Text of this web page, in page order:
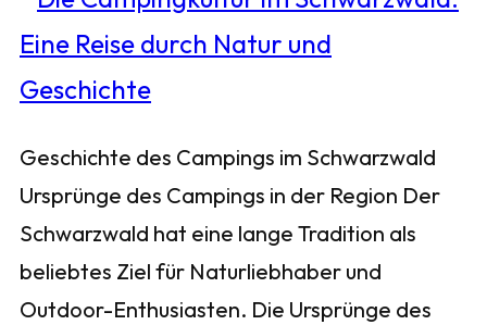
Geschichte des Campings im Schwarzwald
Ursprünge des Campings in der Region Der
Schwarzwald hat eine lange Tradition als
beliebtes Ziel für Naturliebhaber und
Outdoor-Enthusiasten. Die Ursprünge des